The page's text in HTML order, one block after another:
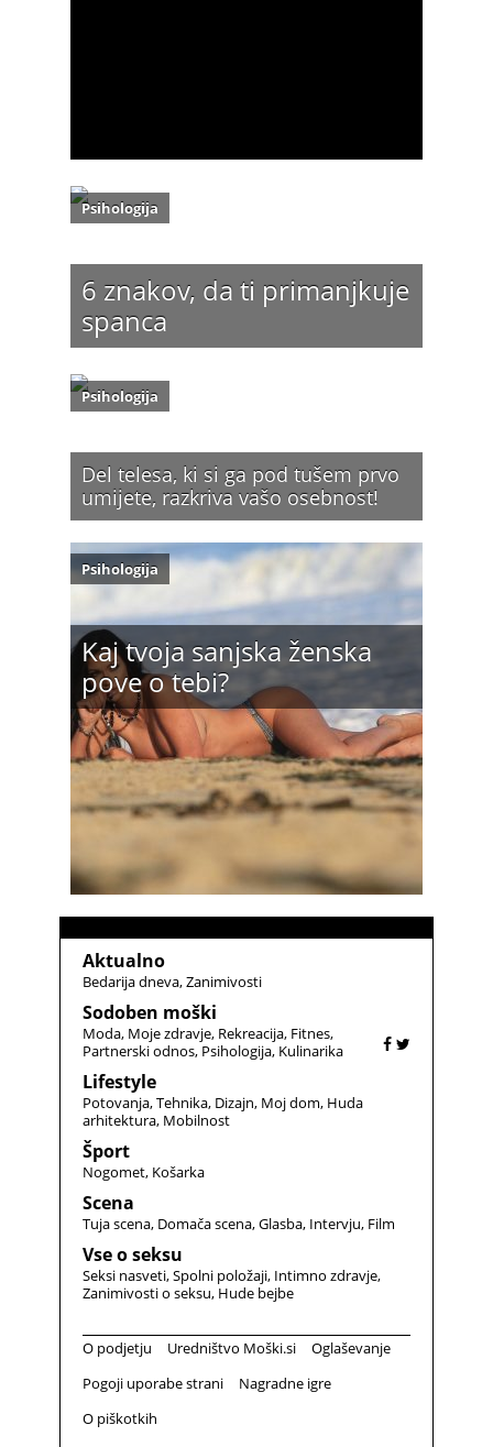
6 znakov, da ti primanjkuje
spanca
Psihologija
Del telesa, ki si ga pod tušem prvo
umijete, razkriva vašo osebnost!
Psihologija
Kaj tvoja sanjska ženska
pove o tebi?
Psihologija
Aktualno
Bedarija dneva Zanimivosti
Sodoben moški
Moda Moje zdravje Rekreacija Fitnes
Partnerski odnos Psihologija Kulinarika
Lifestyle
Potovanja Tehnika Dizajn Moj dom Huda
arhitektura Mobilnost
Šport
Nogomet Košarka
Scena
Tuja scena Domača scena Glasba Intervju Film
Vse o seksu
Seksi nasveti Spolni položaji Intimno zdravje
Zanimivosti o seksu Hude bejbe
O podjetju Uredništvo Moški.si
Oglaševanje
Pogoji uporabe strani
Nagradne igre
O piškotkih